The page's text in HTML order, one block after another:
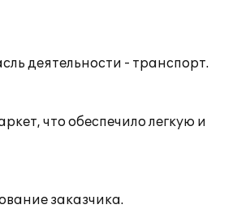
деятельности - транспорт.
что обеспечило легкую и
заказчика.